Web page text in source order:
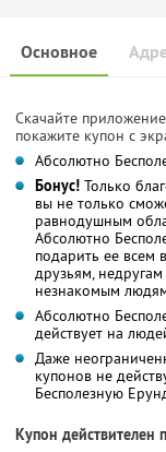
Основное
Скачайте
покажите купон с
Абсолютно
Бонус! Только
вы не только
равнодушным
Абсолютно
подарить ее всем
друзьям,
незнакомым
Абсолютно
действует на
Даже
купонов не
Бесполезную
Купон действителен